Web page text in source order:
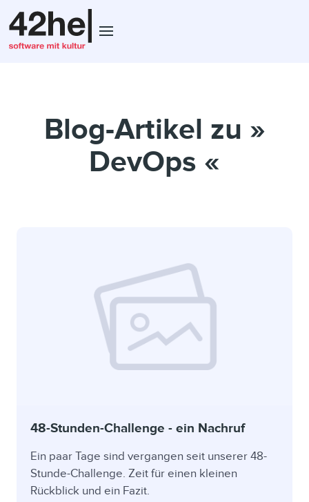
Blog-Artikel zu »
DevOps «
48-Stunden-Challenge - ein Nachruf
Ein paar Tage sind vergangen seit unserer 48-
Stunde-Challenge. Zeit für einen kleinen
Rückblick und ein Fazit.